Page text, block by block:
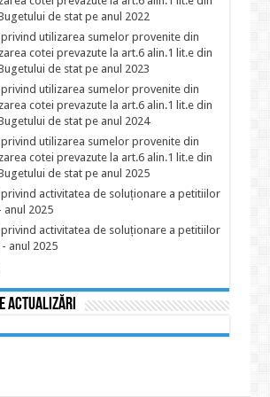
de stat pe anul 2022
utilizarea sumelor provenite din
cotei prevazute la art.6 alin.1 lit.e din
de stat pe anul 2023
utilizarea sumelor provenite din
cotei prevazute la art.6 alin.1 lit.e din
de stat pe anul 2024
utilizarea sumelor provenite din
cotei prevazute la art.6 alin.1 lit.e din
de stat pe anul 2025
activitatea de soluționare a petitiilor
anul 2025
activitatea de soluționare a petitiilor
anul 2025
actualizări